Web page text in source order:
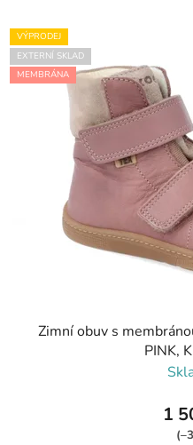
VÝPRODEJ
EXTERNÍ SKLAD
MEMBRÁNA
Zimní obuv s
PINK,
1